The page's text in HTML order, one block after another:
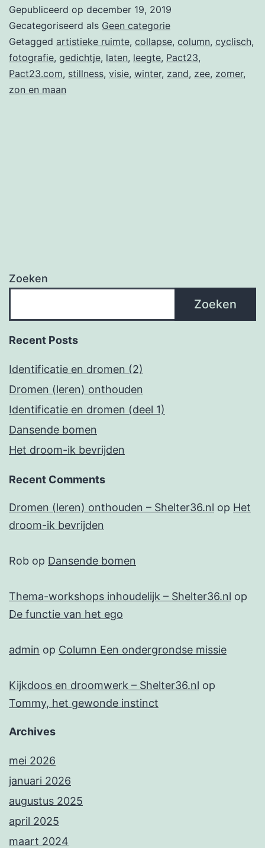
Gepubliceerd op december 19, 2019
Gecategoriseerd als Geen categorie
Getagged artistieke ruimte, collapse, column, cyclisch,
fotografie, gedichtje, laten, leegte, Pact23,
Pact23.com, stillness, visie, winter, zand, zee, zomer,
zon en maan
Zoeken
Zoeken
Recent Posts
Identificatie en dromen (2)
Dromen (leren) onthouden
Identificatie en dromen (deel 1)
Dansende bomen
Het droom-ik bevrijden
Recent Comments
Dromen (leren) onthouden – Shelter36.nl op Het
droom-ik bevrijden
Rob op Dansende bomen
Thema-workshops inhoudelijk – Shelter36.nl op
De functie van het ego
admin op Column Een ondergrondse missie
Kijkdoos en droomwerk – Shelter36.nl op
Tommy, het gewonde instinct
Archives
mei 2026
januari 2026
augustus 2025
april 2025
maart 2024